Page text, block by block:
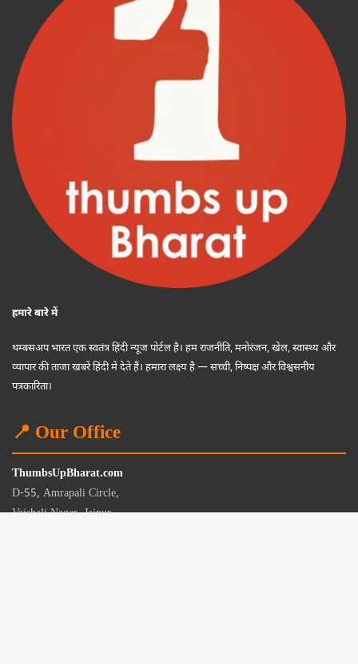
हमारे बारे में
थम्बसअप भारत एक स्वतंत्र हिंदी न्यूज पोर्टल है। हम राजनीति, मनोरंजन, खेल, स्वास्थ्य और
व्यापार की ताजा खबरें हिंदी में देते हैं। हमारा लक्ष्य है — सच्ची, निष्पक्ष और विश्वसनीय
पत्रकारिता।
📍 Our Office
ThumbsUpBharat.com
D-55, Amrapali Circle,
Vaishali Nagar, Jaipur